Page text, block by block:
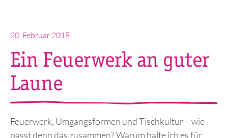
Veröffentlicht
20. Februar 2018
Ein Feuerwerk an guter
Laune
Feuerwerk, Umgangsformen und Tischkultur – wie
passt denn das zusammen? Warum halte ich es für